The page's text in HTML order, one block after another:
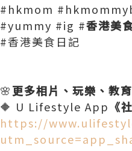
#hkmom
#yummy #ig #香港美
#香港美食日記
🌸更多相片、玩樂、教
🔶 U Lifestyle App 《
https://